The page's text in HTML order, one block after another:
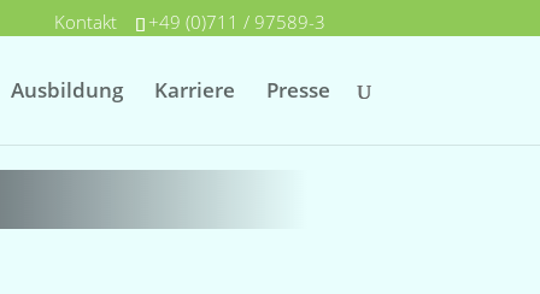
+49 (0)711 / 97589-3
Kontakt
Ausbildung Karriere Presse